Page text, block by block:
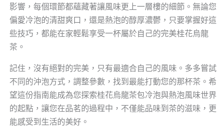
影響，每個環節都蘊藏著讓風味更上一層樓的細節。無論您
偏愛冷泡的清甜爽口，還是熱泡的醇厚濃鬱，只要掌握好這
些技巧，都能在家輕鬆享受一杯屬於自己的完美桂花烏龍
茶。
記住，沒有絕對的完美，只有最適合自己的風味。多多嘗試
不同的沖泡方式，調整參數，找到最能打動您的那杯茶。希
望這份指南能成為您探索桂花烏龍茶包冷泡與熱泡風味世界
的起點，讓您在品茗的過程中，不僅能品味到茶的滋味，更
能感受到生活的美好。